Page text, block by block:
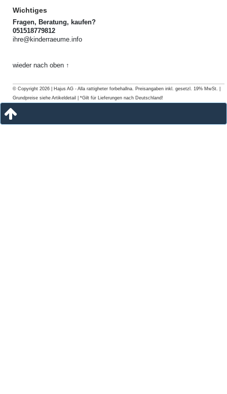
Wichtiges
Fragen, Beratung, kaufen?
051518779812
ihre@kinderraeume.info
wieder nach oben ↑
© Copyright 2026 | Hajus AG - Alla rattigheter forbehallna. Preisangaben inkl. gesetzl. 19% MwSt. |
Grundpreise siehe Artikeldetail | *Gilt für Lieferungen nach Deutschland!